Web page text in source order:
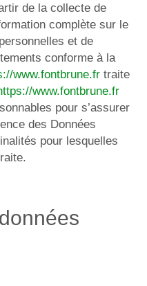
de la collecte de
complète sur le
et de
conforme à la
www.fontbrune.fr traite
www.fontbrune.fr
pour s’assurer
des Données
pour lesquelles